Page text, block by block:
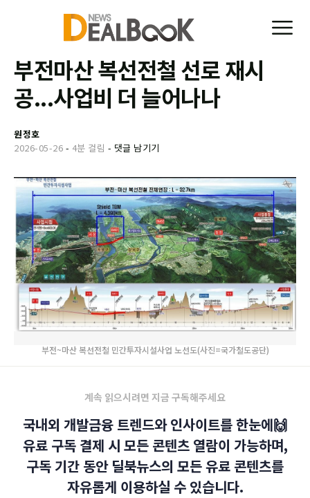
부전마산 복선전철 선로 재시
공...사업비 더 늘어나나
원정호
2026-05-26 - 4분 걸림 - 댓글 남기기
부전~마산 복선전철 민간투자시설사업 노선도(사진=국가철도공단)
계속 읽으시려면 지금 구독해주세요
국내외 개발금융 트렌드와 인사이트를 한눈에🙌
유료 구독 결제 시 모든 콘텐츠 열람이 가능하며,
구독 기간 동안 딜북뉴스의 모든 유료 콘텐츠를
자유롭게 이용하실 수 있습니다.